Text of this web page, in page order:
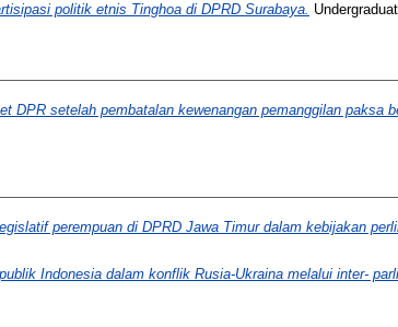
politik etnis Tinghoa di DPRD Surabaya.
DPR setelah pembatalan kewenangan pemanggilan paksa
perempuan di DPRD Jawa Timur dalam kebijakan
Indonesia dalam konflik Rusia-Ukraina melalui inter-